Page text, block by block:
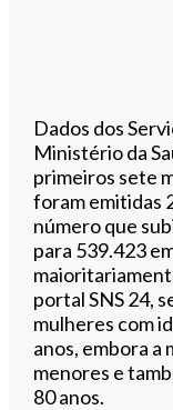
Dados dos
Ministério da
primeiros sete
foram emitidas
número que
para 539.423
portal SNS 24,
mulheres com
anos, embora a
menores e
80 anos.